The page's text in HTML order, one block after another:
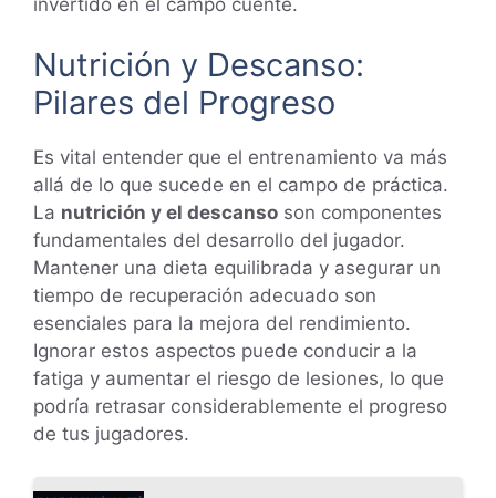
Nutrición y Descanso:
Pilares del Progreso
Es vital entender que el entrenamiento va más
allá de lo que sucede en el campo de práctica.
La nutrición y el descanso son componentes
fundamentales del desarrollo del jugador.
Mantener una dieta equilibrada y asegurar un
tiempo de recuperación adecuado son
esenciales para la mejora del rendimiento.
Ignorar estos aspectos puede conducir a la
fatiga y aumentar el riesgo de lesiones, lo que
podría retrasar considerablemente el progreso
de tus jugadores.